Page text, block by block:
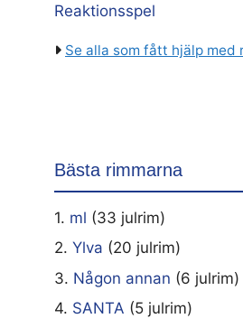
Reaktionsspel
Se alla som fått hjälp med
Bästa rimmarna
1. ml (33 julrim)
2. Ylva (20 julrim)
3. Någon annan (6 julrim)
4. SANTA (5 julrim)